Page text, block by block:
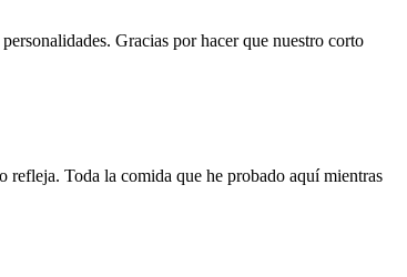
Gracias por hacer que nuestro corto
refleja. Toda la comida que he probado aquí mientras